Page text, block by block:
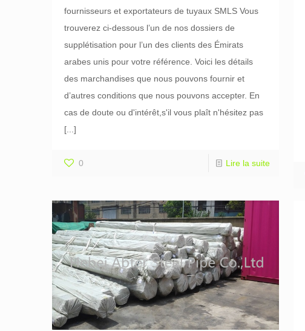
fournisseurs et exportateurs de tuyaux SMLS Vous
trouverez ci-dessous l’un de nos dossiers de
supplétisation pour l’un des clients des Émirats
arabes unis pour votre référence. Voici les détails
des marchandises que nous pouvons fournir et
d’autres conditions que nous pouvons accepter. En
cas de doute ou d'intérêt,s'il vous plaît n'hésitez pas
[...]
0 Lire la suite